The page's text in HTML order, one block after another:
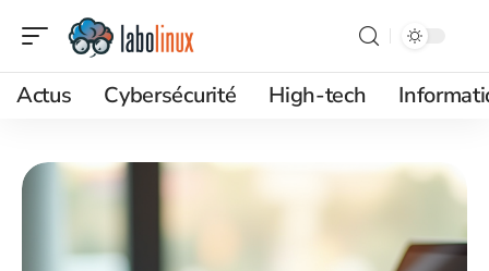
Actus Cybersécurité High-tech